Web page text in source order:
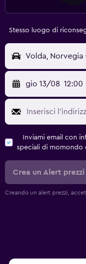
Stesso luogo di
Volda, Norvegia
gio 13/08 12:00
Inviami email con
speciali di momondo
Crea un Alert prezzi
Creando un alert prezzi,